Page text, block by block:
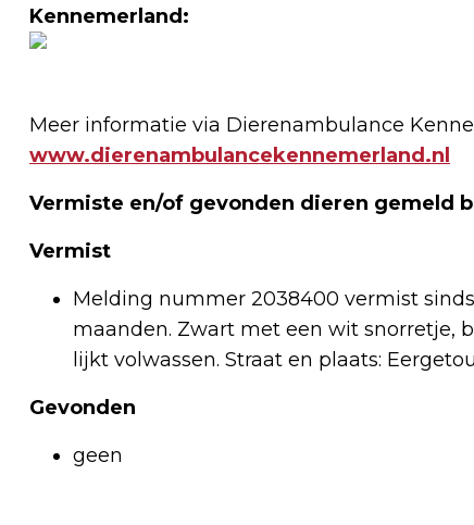
Kennemerland:
Meer informatie via Dierenambulance
www.dierenambulancekennemerland.nl
Vermiste en/of gevonden dieren gemeld
Vermist
Melding nummer 2038400 vermist
maanden. Zwart met een wit snorretje,
lijkt volwassen. Straat en plaats:
Gevonden
geen